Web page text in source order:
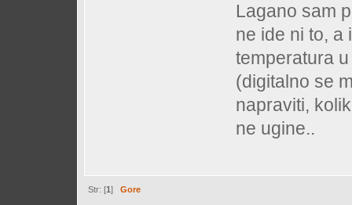
Lagano sam
ne ide ni to,
temperatura
(digitalno se
napraviti,
ne ugine..
Str: [1]Gore